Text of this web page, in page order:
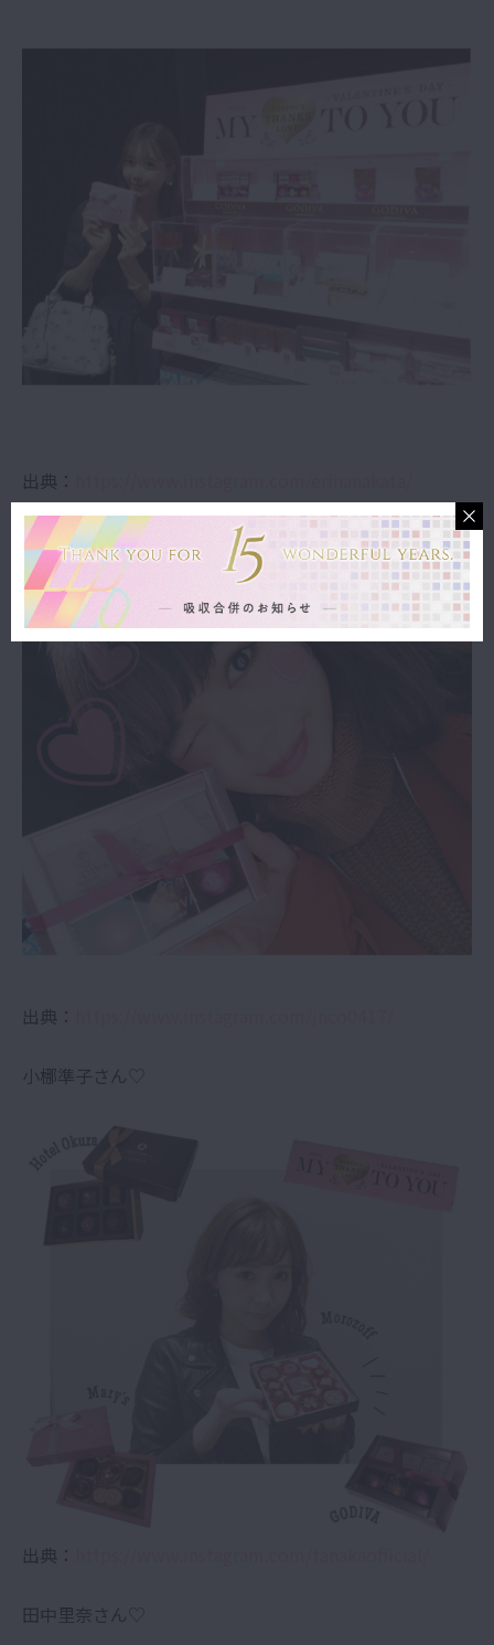
出典：
中田絵里奈さん♡
出典：
小梛準子さん♡
出典：
田中里奈さん♡